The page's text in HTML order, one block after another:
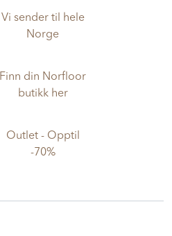
Vi sender til hele
Norge
Finn din Norfloor
butikk her
Outlet - Opptil
-70%